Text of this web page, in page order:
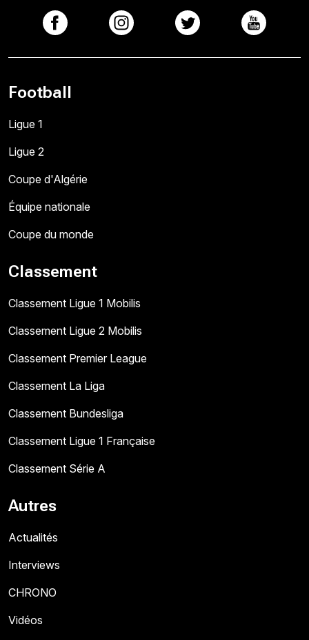
Football
Ligue 1
Ligue 2
Coupe d'Algérie
Équipe nationale
Coupe du monde
Classement
Classement Ligue 1 Mobilis
Classement Ligue 2 Mobilis
Classement Premier League
Classement La Liga
Classement Bundesliga
Classement Ligue 1 Française
Classement Série A
Autres
Actualités
Interviews
CHRONO
Vidéos